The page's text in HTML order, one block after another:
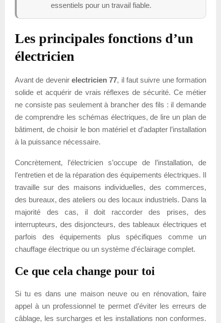
essentiels pour un travail fiable.
Les principales fonctions d’un
électricien
Avant de devenir electricien 77, il faut suivre une formation
solide et acquérir de vrais réflexes de sécurité. Ce métier
ne consiste pas seulement à brancher des fils : il demande
de comprendre les schémas électriques, de lire un plan de
bâtiment, de choisir le bon matériel et d’adapter l’installation
à la puissance nécessaire.
Concrètement, l’électricien s’occupe de l’installation, de
l’entretien et de la réparation des équipements électriques. Il
travaille sur des maisons individuelles, des commerces,
des bureaux, des ateliers ou des locaux industriels. Dans la
majorité des cas, il doit raccorder des prises, des
interrupteurs, des disjoncteurs, des tableaux électriques et
parfois des équipements plus spécifiques comme un
chauffage électrique ou un système d’éclairage complet.
Ce que cela change pour toi
Si tu es dans une maison neuve ou en rénovation, faire
appel à un professionnel te permet d’éviter les erreurs de
câblage, les surcharges et les installations non conformes.